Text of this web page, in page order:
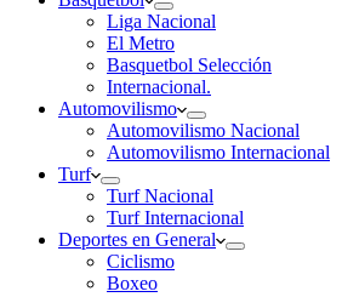
Liga Nacional
El Metro
Basquetbol Selección
Internacional.
Automovilismo
Automovilismo Nacional
Automovilismo Internacional
Turf
Turf Nacional
Turf Internacional
Deportes en General
Ciclismo
Boxeo